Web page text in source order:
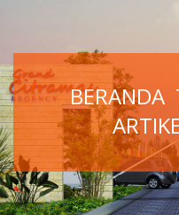
BERANDA